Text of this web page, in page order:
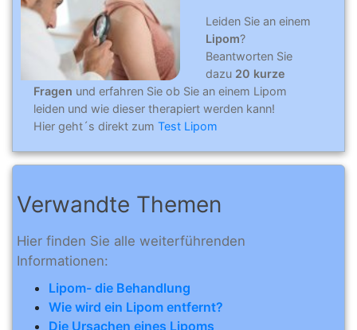
Leiden Sie an einem
Lipom?
Beantworten Sie
dazu 20 kurze
Fragen und erfahren Sie ob Sie an einem Lipom
leiden und wie dieser therapiert werden kann!
Hier geht´s direkt zum Test Lipom
Verwandte Themen
Hier finden Sie alle weiterführenden
Informationen:
Lipom- die Behandlung
Wie wird ein Lipom entfernt?
Die Ursachen eines Lipoms